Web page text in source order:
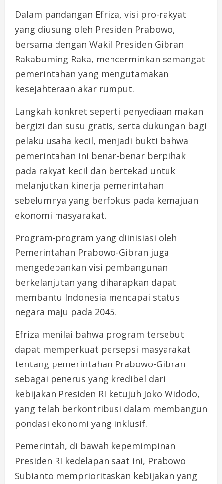
Dalam pandangan Efriza, visi pro-rakyat
yang diusung oleh Presiden Prabowo,
bersama dengan Wakil Presiden Gibran
Rakabuming Raka, mencerminkan semangat
pemerintahan yang mengutamakan
kesejahteraan akar rumput.
Langkah konkret seperti penyediaan makan
bergizi dan susu gratis, serta dukungan bagi
pelaku usaha kecil, menjadi bukti bahwa
pemerintahan ini benar-benar berpihak
pada rakyat kecil dan bertekad untuk
melanjutkan kinerja pemerintahan
sebelumnya yang berfokus pada kemajuan
ekonomi masyarakat.
Program-program yang diinisiasi oleh
Pemerintahan Prabowo-Gibran juga
mengedepankan visi pembangunan
berkelanjutan yang diharapkan dapat
membantu Indonesia mencapai status
negara maju pada 2045.
Efriza menilai bahwa program tersebut
dapat memperkuat persepsi masyarakat
tentang pemerintahan Prabowo-Gibran
sebagai penerus yang kredibel dari
kebijakan Presiden RI ketujuh Joko Widodo,
yang telah berkontribusi dalam membangun
pondasi ekonomi yang inklusif.
Pemerintah, di bawah kepemimpinan
Presiden RI kedelapan saat ini, Prabowo
Subianto memprioritaskan kebijakan yang